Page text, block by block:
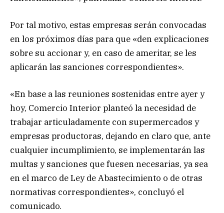
Por tal motivo, estas empresas serán convocadas
en los próximos días para que «den explicaciones
sobre su accionar y, en caso de ameritar, se les
aplicarán las sanciones correspondientes».
«En base a las reuniones sostenidas entre ayer y
hoy, Comercio Interior planteó la necesidad de
trabajar articuladamente con supermercados y
empresas productoras, dejando en claro que, ante
cualquier incumplimiento, se implementarán las
multas y sanciones que fuesen necesarias, ya sea
en el marco de Ley de Abastecimiento o de otras
normativas correspondientes», concluyó el
comunicado.